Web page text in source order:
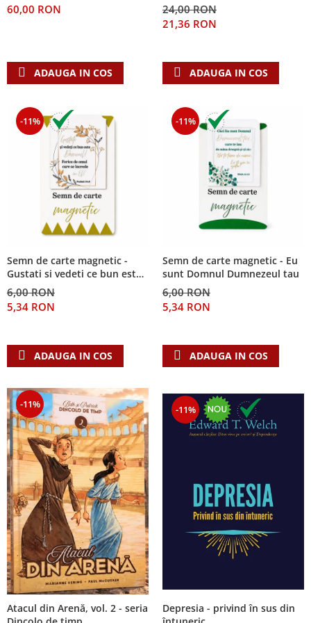
Teologie
Dogmatica
Misiune
Viata crestina
Contemporaneitate
Devotional
Lupta Spirituala
Schimbarea caracterului
Suferinta
Viata din belsug
Viata de zi cu zi
Despre afaceri
Leadership
Mediu
Sanatate / nutritie
60,00 RON
ADAUGA IN COS
24,00 RON
21,36 RON
ADAUGA IN COS
-11%
Semn de carte magnetic -
Gustati si vedeti ce bun este
Domnul!
6,00 RON
5,34 RON
ADAUGA IN COS
-11%
Semn de carte magnetic - Eu
sunt Domnul Dumnezeul tau
6,00 RON
5,34 RON
ADAUGA IN COS
-11%
Atacul din Arenă, vol. 2 - seria
-11%
Depresia - privind în sus din